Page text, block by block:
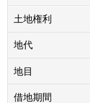
土地権利
地代
地目
借地期間